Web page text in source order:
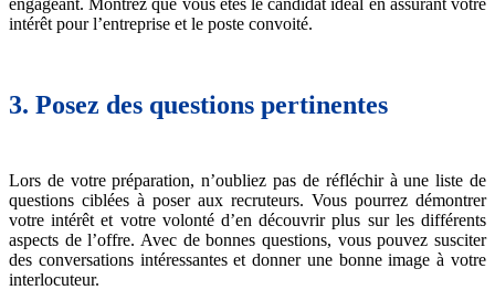
engageant. Montrez que vous êtes le candidat idéal en assurant votre
intérêt pour l’entreprise et le poste convoité.
3. Posez des questions pertinentes
Lors de votre préparation, n’oubliez pas de réfléchir à une liste de
questions ciblées à poser aux recruteurs. Vous pourrez démontrer
votre intérêt et votre volonté d’en découvrir plus sur les différents
aspects de l’offre. Avec de bonnes questions, vous pouvez susciter
des conversations intéressantes et donner une bonne image à votre
interlocuteur.